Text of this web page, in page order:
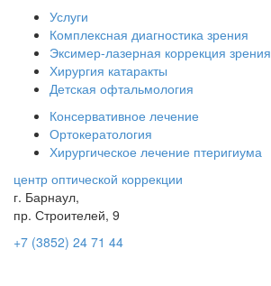
Услуги
Комплексная диагностика зрения
Эксимер-лазерная коррекция зрения
Хирургия катаракты
Детская офтальмология
Консервативное лечение
Ортокератология
Хирургическое лечение птеригиума
центр оптической коррекции
г. Барнаул,
пр. Строителей, 9
+7 (3852) 24 71 44